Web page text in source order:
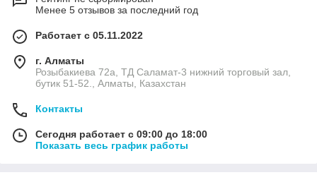
Менее 5 отзывов за последний год
Работает с 05.11.2022
г. Алматы
Розыбакиева 72а, ТД Саламат-3 нижний торговый зал,
бутик 51-52., Алматы, Казахстан
Контакты
Сегодня работает с 09:00 до 18:00
Показать весь график работы